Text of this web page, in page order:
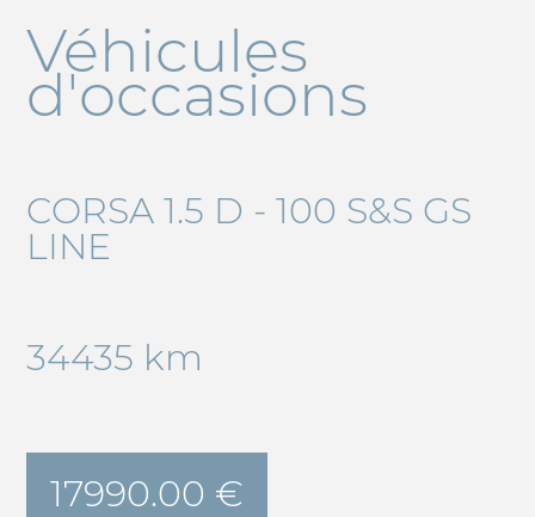
Véhicules
d'occasions
CORSA 1.5 D - 100 S&S GS
LINE
34435 km
17990.00 €